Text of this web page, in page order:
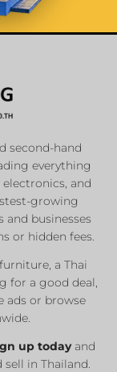
Sellers
Agents
Sale & Rent
Now
second-hand
everything
and
growing
businesses
or hidden fees.
a Thai
for a good deal,
ads or browse
up todayand
in Thailand.